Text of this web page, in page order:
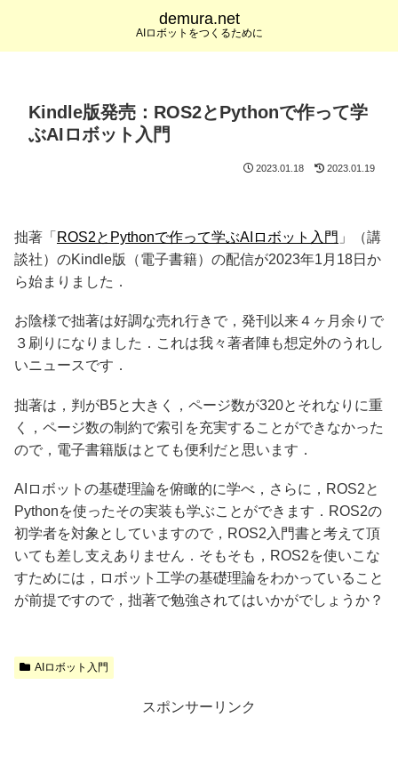
demura.net
AIロボットをつくるために
Kindle版発売：ROS2とPythonで作って学
ぶAIロボット入門
2023.01.18 2023.01.19
拙著「 ROS2とPythonで作って学ぶAIロボット入門 」（講
談社）のKindle版（電子書籍）の配信が2023年1月18日か
ら始まりました．
お陰様で拙著は好調な売れ行きで，発刊以来４ヶ月余りで
３刷りになりました．これは我々著者陣も想定外のうれし
いニュースです．
拙著は，判がB5と大きく，ページ数が320とそれなりに重
く，ページ数の制約で索引を充実することができなかった
ので，電子書籍版はとても便利だと思います．
AIロボットの基礎理論を俯瞰的に学べ，さらに，ROS2と
Pythonを使ったその実装も学ぶことができます．ROS2の
初学者を対象としていますので，ROS2入門書と考えて頂
いても差し支えありません．そもそも，ROS2を使いこな
すためには，ロボット工学の基礎理論をわかっていること
が前提ですので，拙著で勉強されてはいかがでしょうか？
AIロボット入門
スポンサーリンク